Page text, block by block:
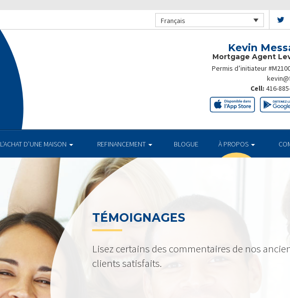
Français
Kevin
Mortgage Agent
Permis d’initiateur
Cell: 416-
L’ACHAT D’UNE MAISON REFINANCEMENT BLOGUE À PROPOS
TÉMOIGNAGES
Lisez certains des commentaires de nos
clients satisfaits.